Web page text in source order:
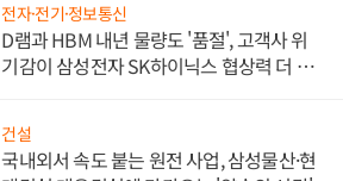
전자·전기·정보통신
D램과 HBM 내년 물량도 '품절', 고객사 위
기감이 삼성전자 SK하이닉스 협상력 더 키
건설
국내외서 속도 붙는 원전 사업, 삼성물산·현